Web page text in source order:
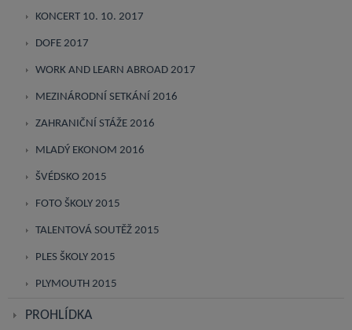
KONCERT 10. 10. 2017
DOFE 2017
WORK AND LEARN ABROAD 2017
MEZINÁRODNÍ SETKÁNÍ 2016
ZAHRANIČNÍ STÁŽE 2016
MLADÝ EKONOM 2016
ŠVÉDSKO 2015
FOTO ŠKOLY 2015
TALENTOVÁ SOUTĚŽ 2015
PLES ŠKOLY 2015
PLYMOUTH 2015
PROHLÍDKA